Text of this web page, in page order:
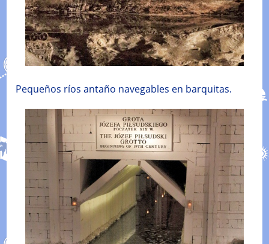
Pequeños ríos antaño navegables en barquitas.